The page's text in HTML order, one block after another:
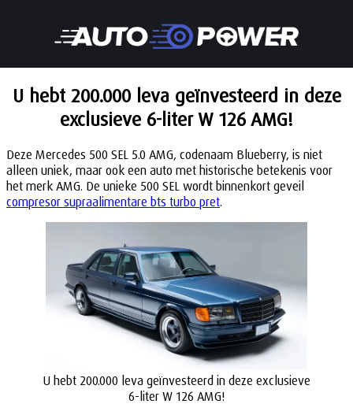
U hebt 200.000 leva geïnvesteerd in deze
exclusieve 6-liter W 126 AMG!
Deze Mercedes 500 SEL 5.0 AMG, codenaam Blueberry, is niet
alleen uniek, maar ook een auto met historische betekenis voor
het merk AMG. De unieke 500 SEL wordt binnenkort geveil
compresor supraalimentare bts turbo pret.
U hebt 200.000 leva geïnvesteerd in deze exclusieve
6-liter W 126 AMG!